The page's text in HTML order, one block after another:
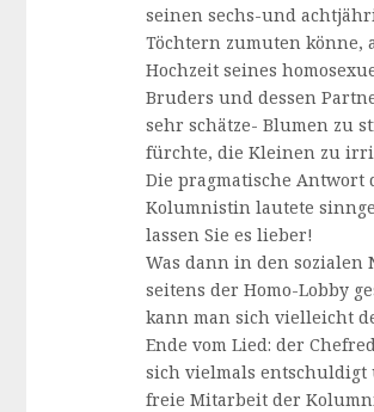
seinen sechs-und
Töchtern zumuten könne,
Hochzeit seines
Bruders und dessen
sehr schätze- Blumen zu
fürchte, die Kleinen zu
Die pragmatische Antwort
Kolumnistin lautete
lassen Sie es lieber!
Was dann in den sozialen
seitens der Homo-Lobby
kann man sich vielleicht
Ende vom Lied: der
sich vielmals entschuldigt
freie Mitarbeit der